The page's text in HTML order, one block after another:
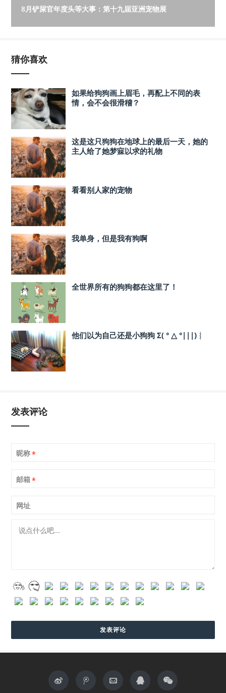
8月铲屎官年度头等大事：第十九届亚洲宠物展
猜你喜欢
如果给狗狗画上眉毛，再配上不同的表
情，会不会很滑稽？
这是这只狗狗在地球上的最后一天，她的
主人给了她梦寐以求的礼物
看看别人家的宠物
我单身，但是我有狗啊
全世界所有的狗狗都在这里了！
他们以为自己还是小狗狗 Σ( ° △ °|||)︴
发表评论
昵称*
邮箱*
网址